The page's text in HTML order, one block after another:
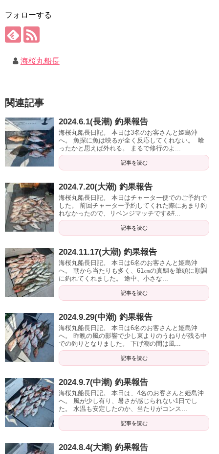
フォローする
海桜丸船長
関連記事
2024.6.1(長潮) 釣果報告
海桜丸船長日記。 本日は3名のお客さんと姫島沖
へ。 魚探に魚は映るが全く反応してくれない。 喰
ったかと思えば外れる。 まるで修行のよ...
記事を読む
2024.7.20(大潮) 釣果報告
海桜丸船長日記。 本日はチャーター便でのご予約で
した。 前回チャーター予約してくれた際にあまり釣
れなかったので、リベンジマッチです&#...
記事を読む
2024.11.17(大潮) 釣果報告
海桜丸船長日記。 本日は6名のお客さんと姫島沖
へ。 朝から当たりも多く、61㎝の真鯛を筆頭に順調
に釣れてくれました。 途中、小さな...
記事を読む
2024.9.29(中潮) 釣果報告
海桜丸船長日記。 本日は6名のお客さんと姫島沖
へ。 昨晩の風の影響で少し東よりのうねりが残る中
での釣りとなりました。 下げ潮の間は風...
記事を読む
2024.9.7(中潮) 釣果報告
海桜丸船長日記。 本日は、4名のお客さんと姫島沖
へ。 風が少し有り、暑さが感じられない1日でし
た。 水温も安定したのか、当たりがコンス...
記事を読む
2024.8.4(大潮) 釣果報告